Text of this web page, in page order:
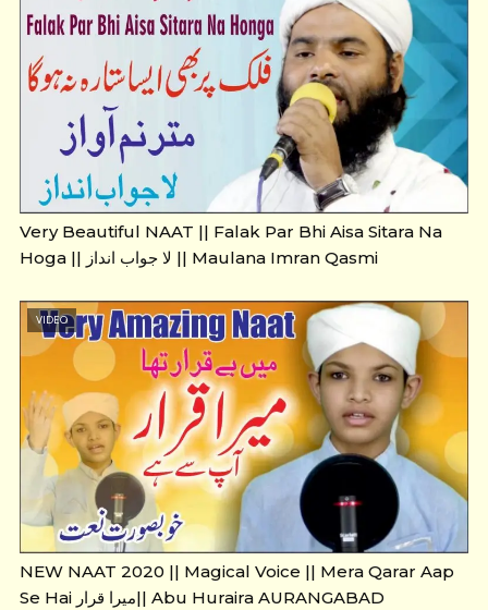
Very Beautiful NAAT || Falak Par Bhi Aisa Sitara Na
Hoga || لا جواب انداز || Maulana Imran Qasmi
VIDEO
NEW NAAT 2020 || Magical Voice || Mera Qarar Aap
Se Hai میرا قرار|| Abu Huraira AURANGABAD